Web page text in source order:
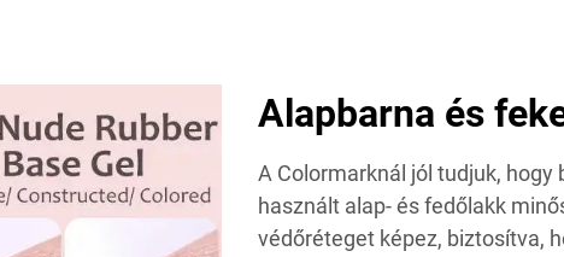
Alapbarna és
A Colormarknál jól tudjuk,
használt alap- és fedőlakk
védőréteget képez, biztosítva,